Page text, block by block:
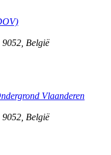
9052 België
Vlaanderen
9052 België